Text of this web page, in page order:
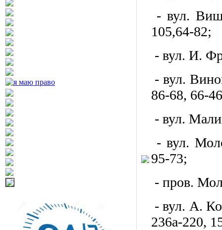
- вул.
105,64-82;
- вул. И.
- вул.
86-68, 66-
- вул.
- вул.
95-73;
- пров.
- вул. А.
236а-220,